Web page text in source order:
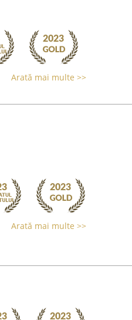
Arată mai multe >>
Arată mai multe >>